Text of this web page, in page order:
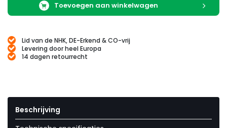
Toevoegen aan winkelwagen
Lid van de NHK, DE-Erkend & CO-vrij
Levering door heel Europa
14 dagen retourrecht
Beschrijving